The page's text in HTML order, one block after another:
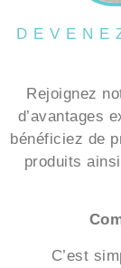
Rejoignez
d’avantages
bénéficiez de
produits
C’est